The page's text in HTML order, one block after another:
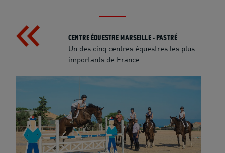
CENTRE ÉQUESTRE MARSEILLE - PASTRÉ
Un des cinq centres équestres les plus
importants de France